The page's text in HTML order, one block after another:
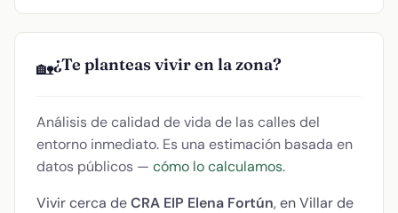
🏡¿Te planteas vivir en la zona?
Análisis de calidad de vida de las calles del
entorno inmediato. Es una estimación basada en
datos públicos — cómo lo calculamos.
Vivir cerca deCRA EIP Elena Fortún, en Villar de